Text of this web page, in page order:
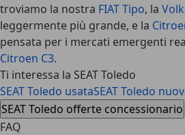
troviamo la nostra FIAT Tipo, la
leggermente più grande, e la
pensata per i mercati emergenti
Citroen C3.
Ti interessa la SEAT Toledo
SEAT Toledo usataSEAT Toledo
SEAT Toledo offerte concessionario
FAQ